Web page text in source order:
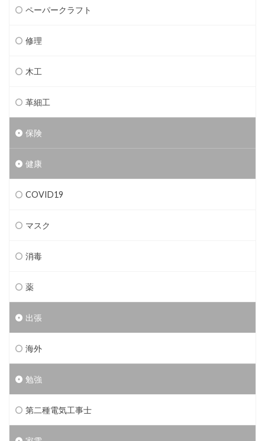
ペーパークラフト
修理
木工
革細工
保険
健康
COVID19
マスク
消毒
薬
出張
海外
勉強
第二種電気工事士